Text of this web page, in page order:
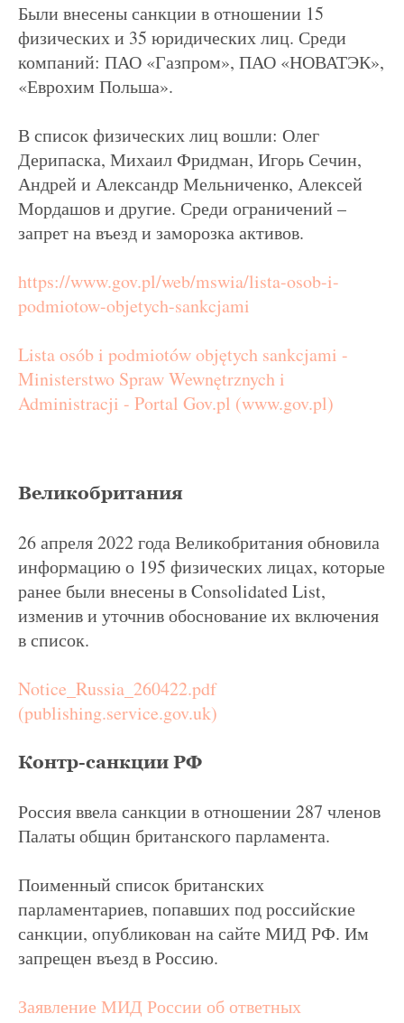
Были внесены санкции в отношении 15
физических и 35 юридических лиц. Среди
компаний: ПАО «Газпром», ПАО «НОВАТЭК»,
«Еврохим Польша».
В список физических лиц вошли: Олег
Дерипаска, Михаил Фридман, Игорь Сечин,
Андрей и Александр Мельниченко, Алексей
Мордашов и другие. Среди ограничений –
запрет на въезд и заморозка активов.
https://www.gov.pl/web/mswia/lista-osob-i-
podmiotow-objetych-sankcjami
Lista osób i podmiotów objętych sankcjami -
Ministerstwo Spraw Wewnętrznych i
Administracji - Portal Gov.pl (www.gov.pl)
Великобритания
26 апреля 2022 года Великобритания обновила
информацию о 195 физических лицах, которые
ранее были внесены в Consolidated List,
изменив и уточнив обоснование их включения
в список.
Notice_Russia_260422.pdf
(publishing.service.gov.uk)
Контр-санкции РФ
Россия ввела санкции в отношении 287 членов
Палаты общин британского парламента.
Поименный список британских
парламентариев, попавших под российские
санкции, опубликован на сайте МИД РФ. Им
запрещен въезд в Россию.
Заявление МИД России об ответных